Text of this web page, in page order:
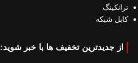
ترانکینگ
کابل شبکه
از جدیدترین تخفیف ها با خبر شوید: